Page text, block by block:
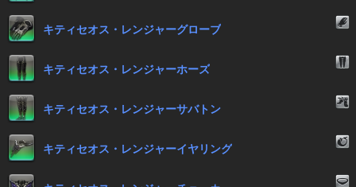
キティセオス・レンジャーグローブ
キティセオス・レンジャーホーズ
キティセオス・レンジャーサバトン
キティセオス・レンジャーイヤリング